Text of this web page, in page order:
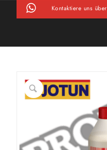
Kontaktiere uns